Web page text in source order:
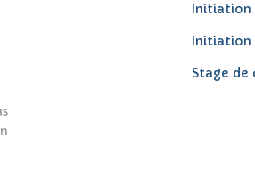
Initiation
Initiation
Stage de